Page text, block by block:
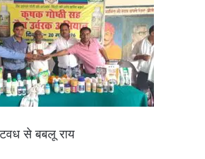
से बबलू राय